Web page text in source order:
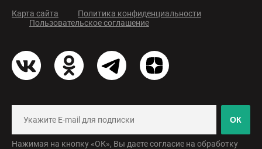
Карта сайта
Политика конфиденциальности
Пользовательское соглашение
ОК
Нажимая на кнопку «ОК», Вы даете согласие на обработку